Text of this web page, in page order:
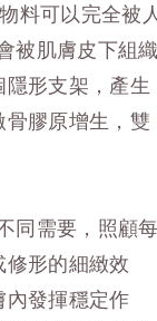
料可以完全被
被肌膚皮下組
形支架，產生
膠原增生，雙
同需要，照顧
形的細緻效
發揮穩定作